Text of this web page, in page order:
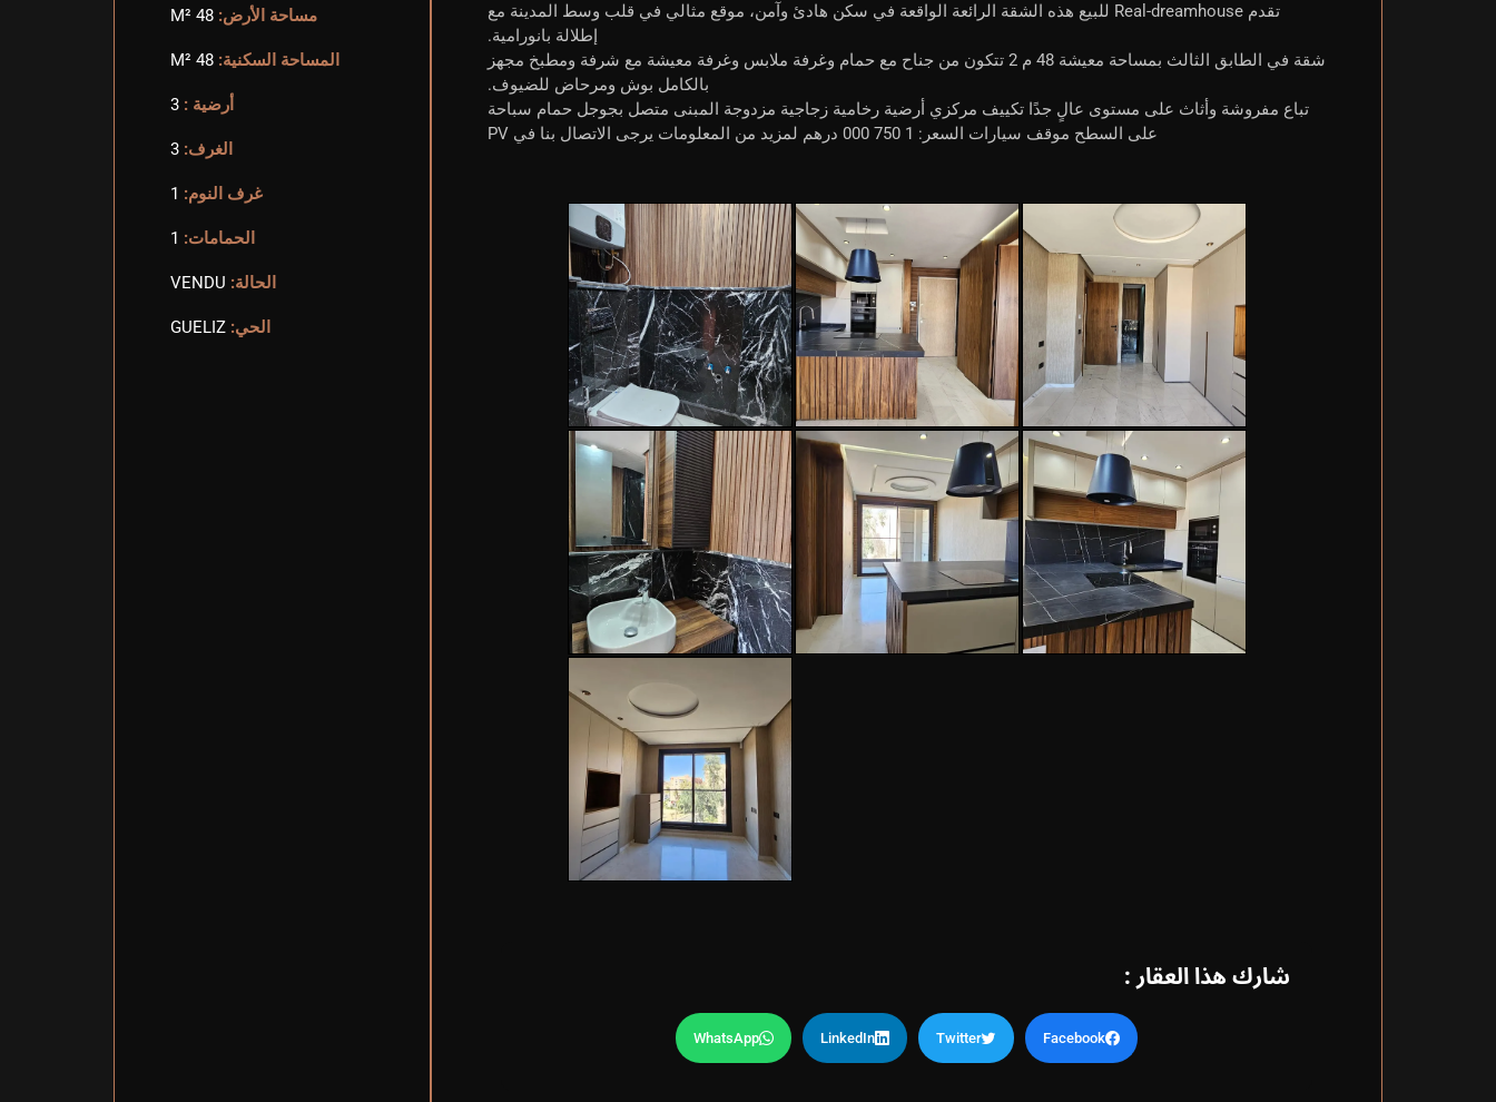
تقدم Real-dreamhouse للبيع هذه الشقة الرائعة الواقعة في سكن هادئ وآمن، موقع مثالي في قلب وسط المدينة مع
إطلالة بانورامية.
شقة في الطابق الثالث بمساحة معيشة 48 م 2 تتكون من جناح مع حمام وغرفة ملابس وغرفة معيشة مع شرفة ومطبخ مجهز
بالكامل بوش ومرحاض للضيوف.
تباع مفروشة وأثاث على مستوى عالٍ جدًا تكييف مركزي أرضية رخامية زجاجية مزدوجة المبنى متصل بجوجل حمام سباحة
على السطح موقف سيارات السعر: 1 750 000 درهم لمزيد من المعلومات يرجى الاتصال بنا في PV
شارك هذا العقار :
Facebook
Twitter
LinkedIn
WhatsApp
مساحة الأرض: 48 M²
المساحة السكنية: 48 M²
أرضية : 3
الغرف: 3
غرف النوم: 1
الحمامات: 1
الحالة: VENDU
الحي: GUELIZ